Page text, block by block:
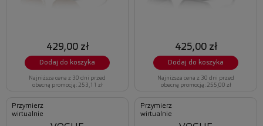
429,00 zł
Dodaj do koszyka
Najniższa cena z 30 dni przed
obecną promocją: 253,11 zł
425,00 zł
Dodaj do koszyka
Najniższa cena z 30 dni przed
obecną promocją: 255,00 zł
Przymierz
wirtualnie
Przymierz
wirtualnie